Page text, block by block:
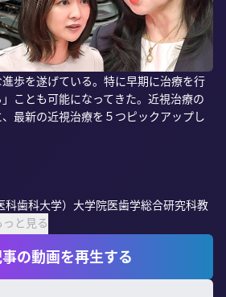
歩を遂げている。特に早期に治療を行
ことも可能になってきた。近視治療の
最新の近視治療を５つピックアップし
科歯科大学）大学院医歯学総合研究科教
っと見る
の動画を再生する